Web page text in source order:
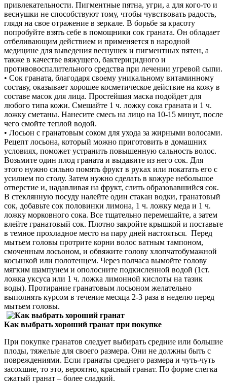
привлекательности. Пигментные пятна, угри, а для кого-то и
веснушки не способствуют тому, чтобы чувствовать радость,
глядя на свое отражение в зеркале. В борьбе за красоту
попробуйте взять себе в помощники сок граната. Он обладает
отбеливающим действием и применяется в народной
медицине для выведения веснушек и пигментных пятен, а
также в качестве вяжущего, бактерицидного и
противовоспалительного средства при лечении угревой сыпи.
• Сок граната, благодаря своему уникальному витаминному
составу, оказывает хорошее косметическое действие на кожу в
составе масок для лица. Простейшая маска подойдет для
любого типа кожи. Смешайте 1 ч. ложку сока граната и 1 ч.
ложку сметаны. Нанесите смесь на лицо на 10-15 минут, после
чего смойте теплой водой.
• Лосьон с гранатовым соком для ухода за жирными волосами.
Рецепт лосьона, который можно приготовить в домашних
условиях, поможет устранить повышенную сальность волос.
Возьмите один плод граната и выдавите из него сок. Для
этого нужно сильно помять фрукт в руках или покатать его с
усилием по столу. Затем нужно сделать в кожуре небольшое
отверстие и, надавливая на фрукт, слить образовавшийся сок.
В стеклянную посуду налейте один стакан водки, гранатовый
сок, добавьте сок половинки лимона, 1 ч. ложку меда и 1 ч.
ложку морковного сока. Все тщательно перемешайте, а затем
влейте гранатовый сок. Плотно закройте крышкой и поставьте
в темное прохладное место на пару дней настояться. Перед
мытьем головы протрите корни волос ватным тампоном,
смоченным лосьоном, и обвяжите голову хлопчатобумажной
косынкой или полотенцем. Через полчаса вымойте голову
мягким шампунем и ополосните подкисленной водой (1ст.
ложка уксуса или 1 ч. ложка лимонной кислоты на тазик
воды). Протирание гранатовым лосьоном желательно
выполнять курсом в течение месяца 2-3 раза в неделю перед
мытьем головы.
Как выбрать хороший гранат при покупке
При покупке гранатов следует выбирать средние или большие
плоды, тяжелые для своего размера. Они не должны быть с
повреждениями. Если гранаты среднего размера и чуть-чуть
засохшие, то это, вероятно, красный гранат. По форме слегка
сжатый гранат – более сладкий.